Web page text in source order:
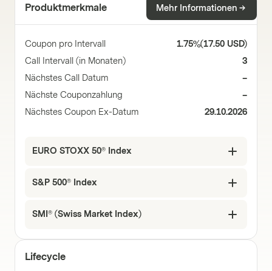
Produktmerkmale Mehr Informationen
Coupon pro Intervall 1.75%(17.50 USD)
Call Intervall (in Monaten)
3
Nächstes Call Datum
–
Nächste Couponzahlung
–
Nächstes Coupon Ex-Datum
29.10.2026
EURO STOXX 50® Index
S&P 500® Index
SMI® (Swiss Market Index)
Lifecycle